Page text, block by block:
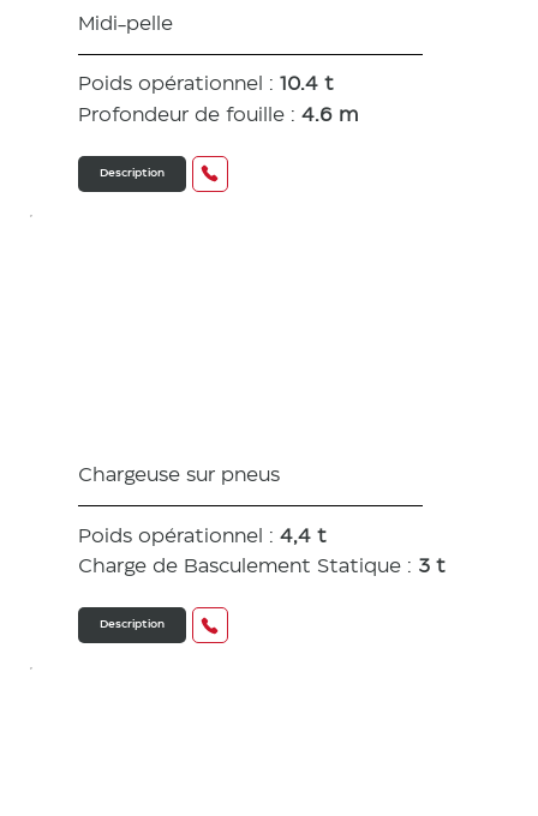
Midi-pelle
Poids opérationnel : 10.4 t
Profondeur de fouille : 4.6 m
Description
Chargeuse sur pneus
Poids opérationnel : 4,4 t
Charge de Basculement Statique : 3 t
Description